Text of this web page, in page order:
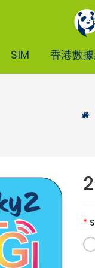
SIM 香港數